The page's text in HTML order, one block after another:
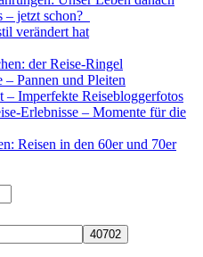
– jetzt schon?
verändert hat
der Reise-Ringel
Pannen und Pleiten
– Imperfekte Reisebloggerfotos
Erlebnisse – Momente für die
Reisen in den 60er und 70er